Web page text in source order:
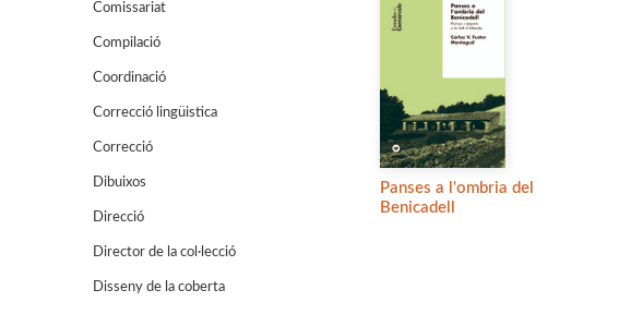
Comissariat
Compilació
Coordinació
Correcció lingüistica
Correcció
Dibuixos
Direcció
Director de la col·lecció
Disseny de la coberta
Panses a l'ombria del
Benicadell